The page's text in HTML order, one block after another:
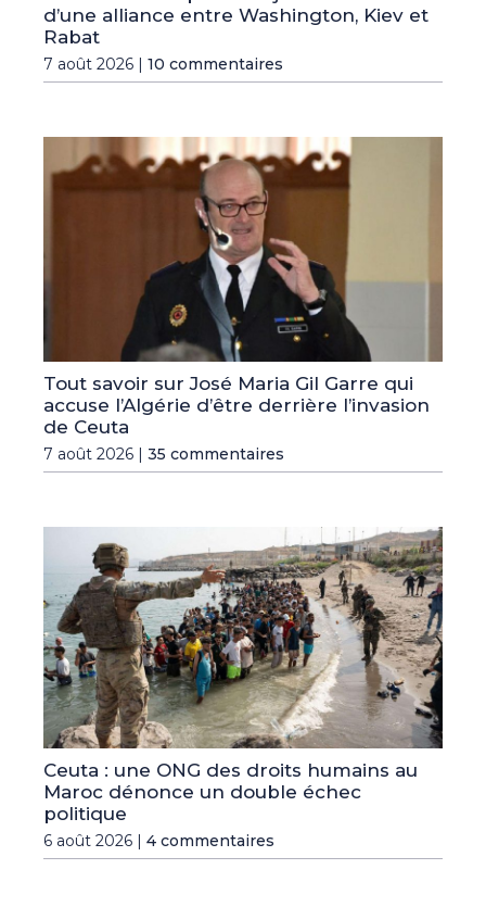
d’une alliance entre Washington, Kiev et
Rabat
7 août 2026 | 10 commentaires
Tout savoir sur José Maria Gil Garre qui
accuse l’Algérie d’être derrière l’invasion
de Ceuta
7 août 2026 | 35 commentaires
Ceuta : une ONG des droits humains au
Maroc dénonce un double échec
politique
6 août 2026 | 4 commentaires